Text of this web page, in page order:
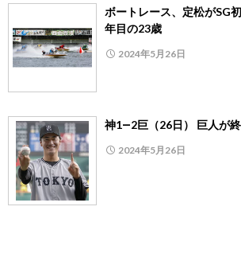
ボートレース、定松がSG
年目の23歳
2024年5月26日
神1―2巨（26日） 巨人が
2024年5月26日